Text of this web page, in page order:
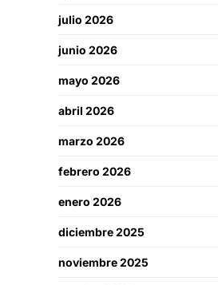
julio 2026
junio 2026
mayo 2026
abril 2026
marzo 2026
febrero 2026
enero 2026
diciembre 2025
noviembre 2025